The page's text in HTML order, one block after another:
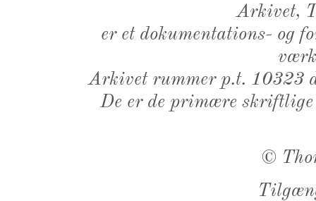
Arkivet,
er et dokumentations- og
Arkivet rummer p.t. 10323
De er de primære
©